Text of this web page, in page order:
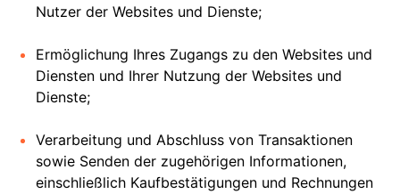
Nutzer der Websites und Dienste;
Ermöglichung Ihres Zugangs zu den Websites und
Diensten und Ihrer Nutzung der Websites und
Dienste;
Verarbeitung und Abschluss von Transaktionen
sowie Senden der zugehörigen Informationen,
einschließlich Kaufbestätigungen und Rechnungen